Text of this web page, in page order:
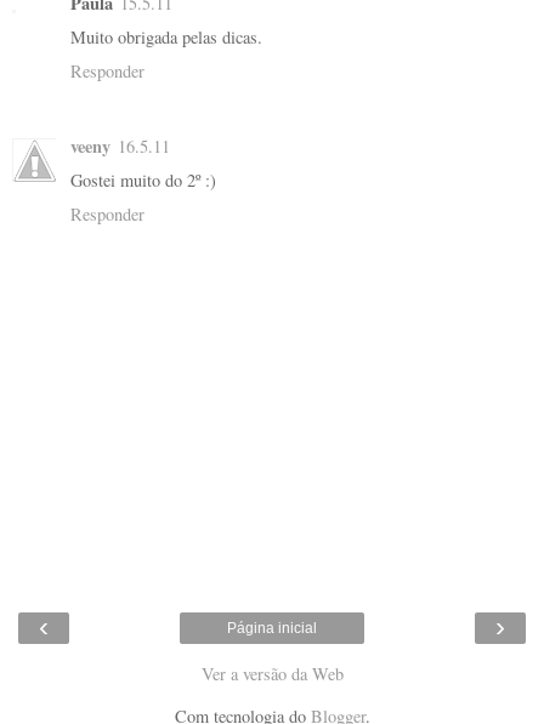
Muito obrigada pelas dicas.
Responder
veeny 16.5.11
Gostei muito do 2º :)
Responder
‹ ›
Página inicial
Ver a versão da Web
Com tecnologia do Blogger.